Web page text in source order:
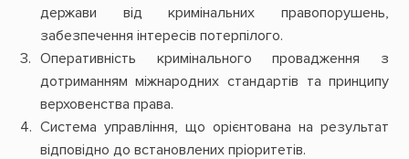
держави від кримінальних правопорушень,
забезпечення інтересів потерпілого.
Оперативність кримінального провадження з
дотриманням міжнародних стандартів та принципу
верховенства права.
Система управління, що орієнтована на результат
відповідно до встановлених пріоритетів.